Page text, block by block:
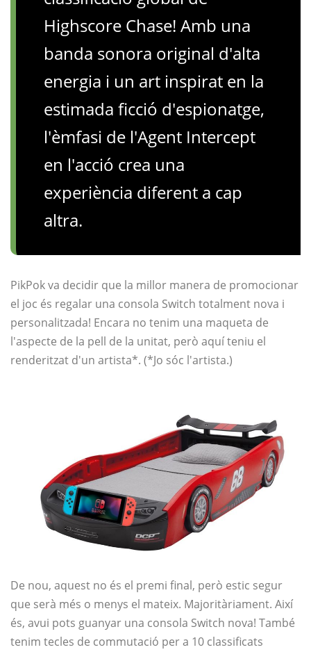
Highscore Chase! Amb una
banda sonora original d'alta
energia i un art inspirat en la
estimada ficció d'espionatge,
l'èmfasi de l'Agent Intercept
en l'acció crea una
experiència diferent a cap
altra.
PikPok va decidir que la millor manera de promocionar
el joc és regalar una consola Switch totalment nova i
personalitzada! Encara no tenim una maqueta de
l'aspecte de la pell de la unitat, però aquí teniu el
renderitzat d'un artista*. (*Jo sóc l'artista.)
De nou, aquest no és el premi final, però estic segur
que serà més o menys el mateix. Majoritàriament. Així
és, avui pots guanyar una consola Switch nova! També
tenim tecles de commutació per a 10 classificats